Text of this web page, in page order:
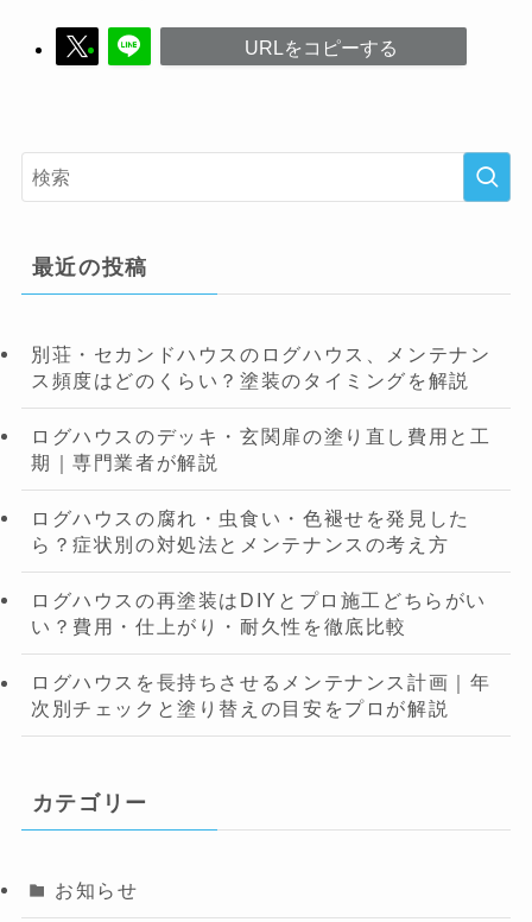
URLをコピーする
最近の投稿
別荘・セカンドハウスのログハウス、メンテナン
ス頻度はどのくらい？塗装のタイミングを解説
ログハウスのデッキ・玄関扉の塗り直し費用と工
期｜専門業者が解説
ログハウスの腐れ・虫食い・色褪せを発見した
ら？症状別の対処法とメンテナンスの考え方
ログハウスの再塗装はDIYとプロ施工どちらがい
い？費用・仕上がり・耐久性を徹底比較
ログハウスを長持ちさせるメンテナンス計画｜年
次別チェックと塗り替えの目安をプロが解説
カテゴリー
お知らせ